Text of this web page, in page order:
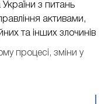
України з питань
активами,
та інших злочинів
процесі, зміни у